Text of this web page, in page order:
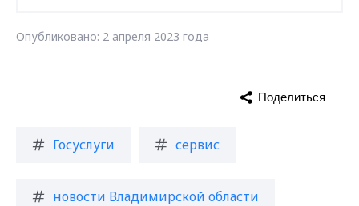
Опубликовано: 2 апреля 2023 года
Госуслуги сервис
новости Владимирской области
Поделиться